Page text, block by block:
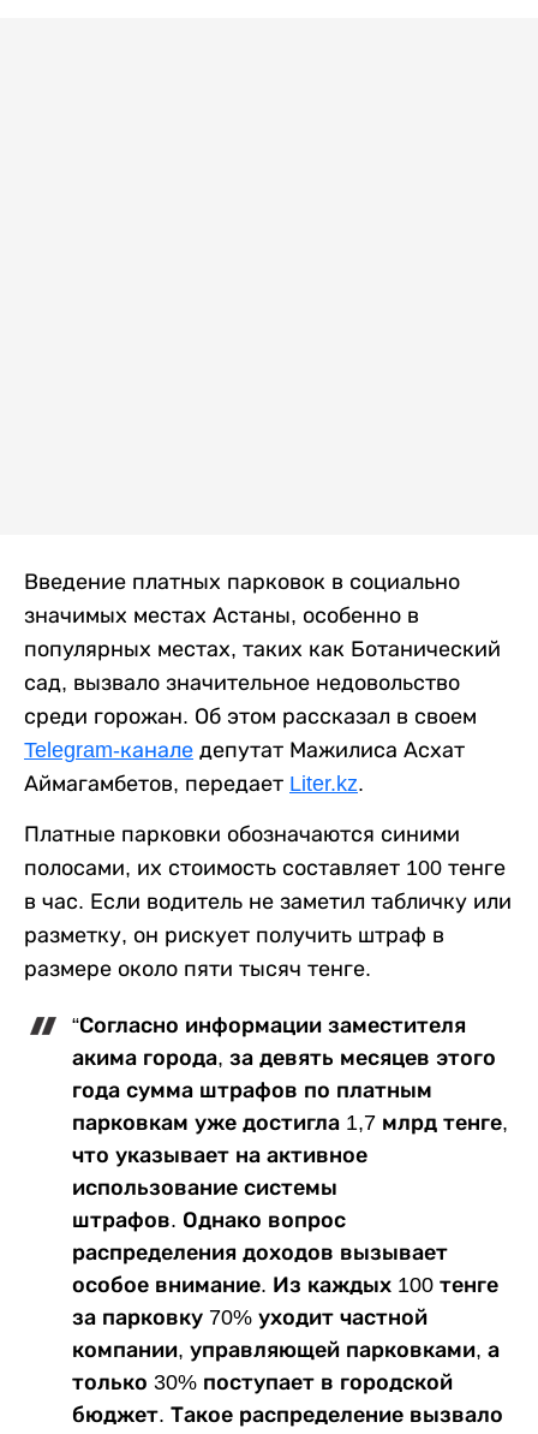
Введение платных парковок в социально
значимых местах Астаны, особенно в
популярных местах, таких как Ботанический
сад, вызвало значительное недовольство
среди горожан. Об этом рассказал в своем
Telegram-канале депутат Мажилиса Асхат
Аймагамбетов, передает Liter.kz.
Платные парковки обозначаются синими
полосами, их стоимость составляет 100 тенге
в час. Если водитель не заметил табличку или
разметку, он рискует получить штраф в
размере около пяти тысяч тенге.
“Согласно информации заместителя
акима города, за девять месяцев этого
года сумма штрафов по платным
парковкам уже достигла 1,7 млрд тенге,
что указывает на активное
использование системы
штрафов. Однако вопрос
распределения доходов вызывает
особое внимание. Из каждых 100 тенге
за парковку 70% уходит частной
компании, управляющей парковками, а
только 30% поступает в городской
бюджет. Такое распределение вызвало